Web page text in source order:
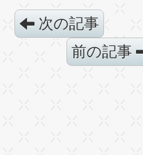
次の記事
前の記事